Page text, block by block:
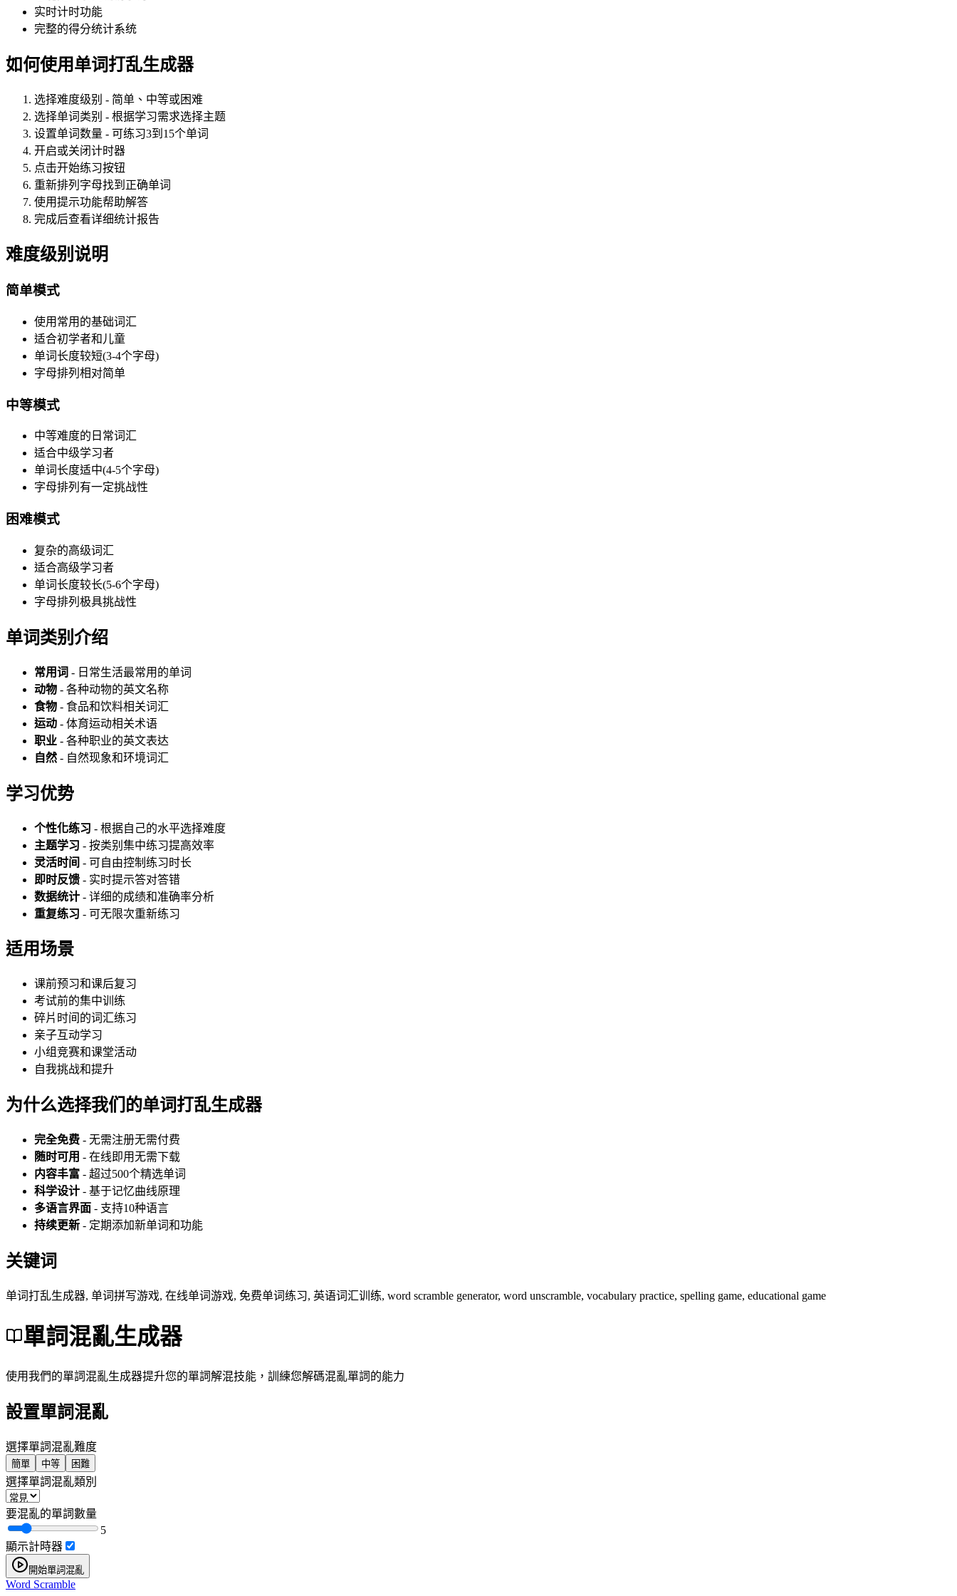
实时计时功能
完整的得分统计系统
如何使用单词打乱生成器
选择难度级别 - 简单、中等或困难
选择单词类别 - 根据学习需求选择主题
设置单词数量 - 可练习3到15个单词
开启或关闭计时器
点击开始练习按钮
重新排列字母找到正确单词
使用提示功能帮助解答
完成后查看详细统计报告
难度级别说明
简单模式
使用常用的基础词汇
适合初学者和儿童
单词长度较短(3-4个字母)
字母排列相对简单
中等模式
中等难度的日常词汇
适合中级学习者
单词长度适中(4-5个字母)
字母排列有一定挑战性
困难模式
复杂的高级词汇
适合高级学习者
单词长度较长(5-6个字母)
字母排列极具挑战性
单词类别介绍
常用词 - 日常生活最常用的单词
动物 - 各种动物的英文名称
食物 - 食品和饮料相关词汇
运动 - 体育运动相关术语
职业 - 各种职业的英文表达
自然 - 自然现象和环境词汇
学习优势
个性化练习 - 根据自己的水平选择难度
主题学习 - 按类别集中练习提高效率
灵活时间 - 可自由控制练习时长
即时反馈 - 实时提示答对答错
数据统计 - 详细的成绩和准确率分析
重复练习 - 可无限次重新练习
适用场景
课前预习和课后复习
考试前的集中训练
碎片时间的词汇练习
亲子互动学习
小组竞赛和课堂活动
自我挑战和提升
为什么选择我们的单词打乱生成器
完全免费 - 无需注册无需付费
随时可用 - 在线即用无需下载
内容丰富 - 超过500个精选单词
科学设计 - 基于记忆曲线原理
多语言界面 - 支持10种语言
持续更新 - 定期添加新单词和功能
关键词
单词打乱生成器, 单词拼写游戏, 在线单词游戏, 免费单词练习, 英语词汇训练, word scramble generator, word unscramble, vocabulary practice, spelling game, educational game
單詞混亂生成器
使用我們的單詞混亂生成器提升您的單詞解混技能，訓練您解碼混亂單詞的能力
設置單詞混亂
選擇單詞混亂難度
簡單 中等 困難
選擇單詞混亂類別
要混亂的單詞數量
5
顯示計時器
開始單詞混亂
Word Scramble